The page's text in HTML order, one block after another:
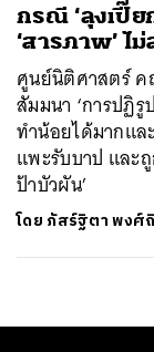
กรณี ‘ลุงเปี๊ย
‘สารภาพ’ ไ
ศูนย์นิติศาสตร์
สัมมนา ‘การปฏิ
ทำน้อยได้มากแล
แพะรับบาป และ
ป้าบัวผัน’
โดย ภัสร์ฐิตา พงศ์